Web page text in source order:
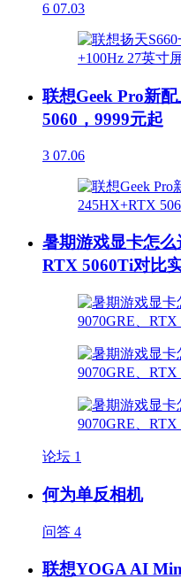
6 07.03
联想Geek Pro新
5060，9999元起
3 07.06
暑期游戏显卡怎么
RTX 5060Ti对比
论坛 1
何为单反相机
问答 4
联想YOGA AI